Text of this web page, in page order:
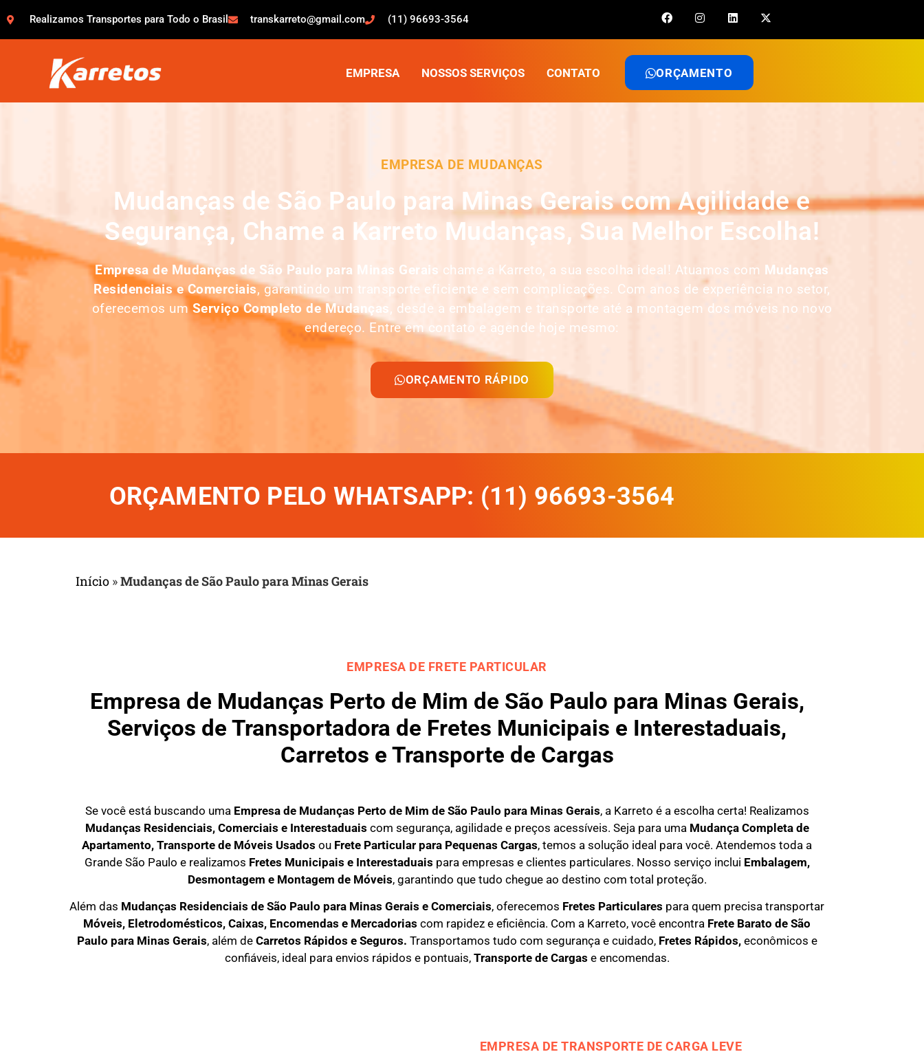
Realizamos Transportes para Todo o Brasil transkarreto@gmail.com (11) 96693-3564
EMPRESA NOSSOS SERVIÇOS CONTATO ORÇAMENTO
EMPRESA DE MUDANÇAS
Mudanças de São Paulo para Minas Gerais com Agilidade e
Segurança, Chame a Karreto Mudanças, Sua Melhor Escolha!
Empresa de Mudanças de São Paulo para Minas Gerais chame a Karreto, a sua escolha ideal! Atuamos com Mudanças
Residenciais e Comerciais, garantindo um transporte eficiente e sem complicações. Com anos de experiência no setor,
oferecemos umServiço Completo de Mudanças, desde a embalagem e transporte até a montagem dos móveis no novo
endereço. Entre em contato e agende hoje mesmo:
ORÇAMENTO RÁPIDO
ORÇAMENTO PELO WHATSAPP: (11) 96693-3564
Início »Mudanças de São Paulo para Minas Gerais
EMPRESA DE FRETE PARTICULAR
Empresa de Mudanças Perto de Mim de São Paulo para Minas Gerais,
Serviços de Transportadora de Fretes Municipais e Interestaduais,
Carretos e Transporte de Cargas
Se você está buscando uma Empresa de Mudanças Perto de Mim de São Paulo para Minas Gerais, a Karreto é a escolha certa! Realizamos
Mudanças Residenciais, Comerciais e Interestaduais com segurança, agilidade e preços acessíveis. Seja para uma Mudança Completa de
Apartamento, Transporte de Móveis Usados ou Frete Particular para Pequenas Cargas, temos a solução ideal para você. Atendemos toda a
Grande São Paulo e realizamos Fretes Municipais e Interestaduais para empresas e clientes particulares. Nosso serviço inclui Embalagem,
Desmontagem e Montagem de Móveis, garantindo que tudo chegue ao destino com total proteção.
Além das Mudanças Residenciais de São Paulo para Minas Gerais e Comerciais, oferecemos Fretes Particulares para quem precisa transportar
Móveis, Eletrodomésticos, Caixas, Encomendas e Mercadorias com rapidez e eficiência. Com a Karreto, você encontra Frete Barato de São
Paulo para Minas Gerais, além de Carretos Rápidos e Seguros. Transportamos tudo com segurança e cuidado, Fretes Rápidos,econômicos e
confiáveis, ideal para envios rápidos e pontuais, Transporte de Cargas e encomendas.
EMPRESA DE TRANSPORTE DE CARGA LEVE